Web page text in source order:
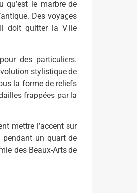
qu’est le marbre de
Des voyages
Il doit quitter la Ville
des particuliers.
stylistique de
la forme de reliefs
frappées par la
mettre l’accent sur
pendant un quart de
des Beaux-Arts de